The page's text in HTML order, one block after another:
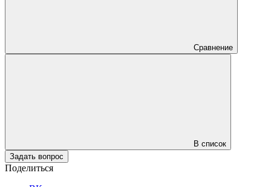
Сравнение
В список
Задать вопрос
Поделиться